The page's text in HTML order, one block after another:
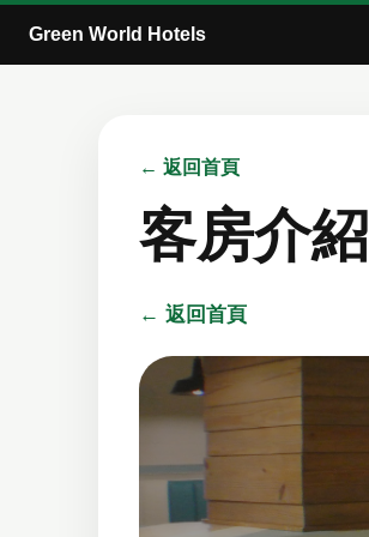
Green World Hotels
← 返回首頁
客房介紹
← 返回首頁